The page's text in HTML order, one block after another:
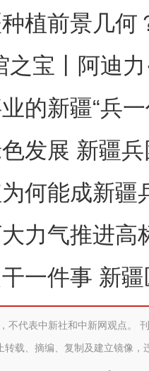
美】刀尖上的工
遗之美】这些艺
植前景几何
之宝丨阿迪
的新疆“兵
发展 新疆
何能成新疆
力气推进高
一件事 新疆
不代表中新社和中新网观点。
转载、摘编、复制及建立镜像，